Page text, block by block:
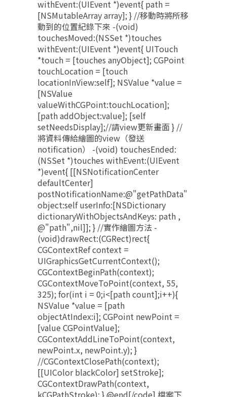
withEvent:(UIEvent *)event{ path =
[NSMutableArray array]; } //移動時將所移
動到的位置紀錄下來 -(void)
touchesMoved:(NSSet *)touches
withEvent:(UIEvent *)event{ UITouch
*touch = [touches anyObject]; CGPoint
touchLocation = [touch
locationInView:self]; NSValue *value =
[NSValue
valueWithCGPoint:touchLocation];
[path addObject:value]; [self
setNeedsDisplay];//請view更新畫面 } //
將資料傳給繪圖的view（發送
notification） -(void) touchesEnded:
(NSSet *)touches withEvent:(UIEvent
*)event{ [[NSNotificationCenter
defaultCenter]
postNotificationName:@"getPathData"
object:self userInfo:[NSDictionary
dictionaryWithObjectsAndKeys: path ,
@"path",nil]]; } //實作繪圖方法 -
(void)drawRect:(CGRect)rect{
CGContextRef context =
UIGraphicsGetCurrentContext();
CGContextBeginPath(context);
CGContextMoveToPoint(context, 55,
325); for(int i = 0;i<[path count];i++){
NSValue *value = [path
objectAtIndex:i]; CGPoint newPoint =
[value CGPointValue];
CGContextAddLineToPoint(context,
newPoint.x, newPoint.y); }
//CGContextClosePath(context);
[[UIColor blackColor] setStroke];
CGContextDrawPath(context,
kCGPathStroke); } @end[/code] 檔案下